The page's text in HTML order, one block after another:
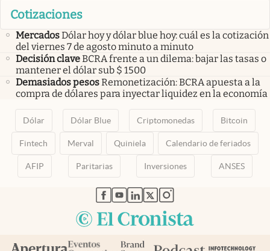
Cotizaciones
MercadosDólar hoy y dólar blue hoy: cuál es la cotización
del viernes 7 de agosto minuto a minuto
Decisión claveBCRA frente a un dilema: bajar las tasas o
mantener el dólar sub $ 1500
Demasiados pesosRemonetización: BCRA apuesta a la
compra de dólares para inyectar liquidez en la economía
Dólar Dólar Blue Criptomonedas Bitcoin
Fintech Merval Quiniela Calendario de feriados
AFIP Paritarias Inversiones ANSES
abre en nueva pestaña
abre en nueva pestaña
abre en nueva pestaña
abre en nueva pestaña
abre en nueva pestaña